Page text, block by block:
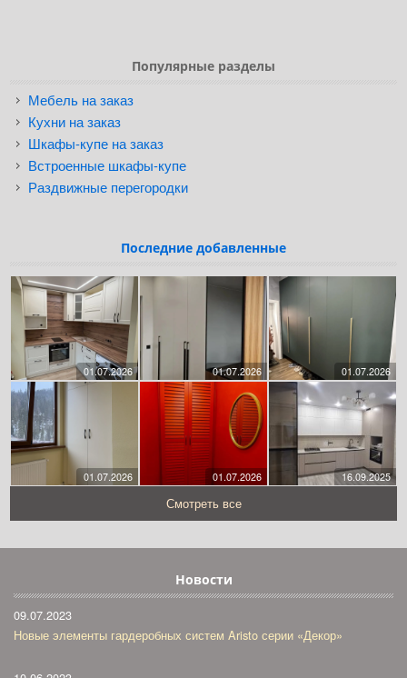
Популярные разделы
Мебель на заказ
Кухни на заказ
Шкафы-купе на заказ
Встроенные шкафы-купе
Раздвижные перегородки
Последние добавленные
01.07.2026 01.07.2026 01.07.2026
01.07.2026 01.07.2026 16.09.2025
Смотреть все
Новости
09.07.2023
Новые элементы гардеробных систем Aristo серии «Декор»